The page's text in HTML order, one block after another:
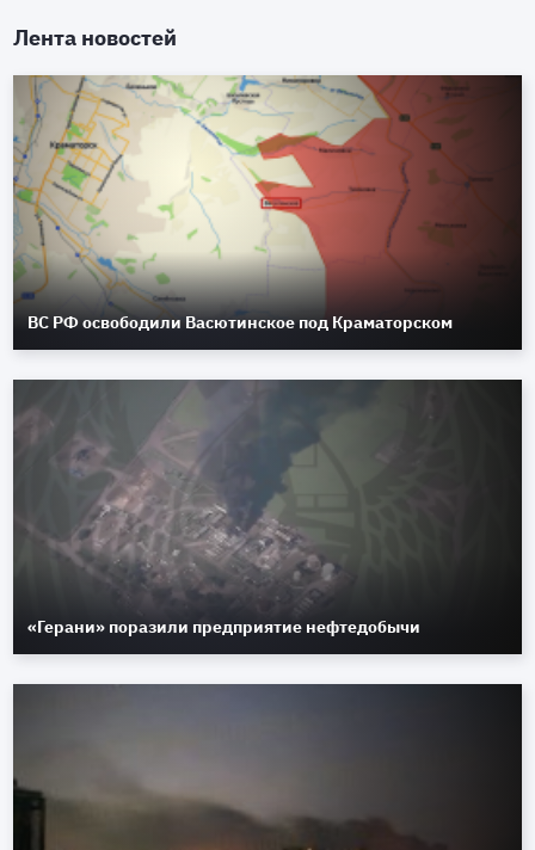
Лента новостей
ВС РФ освободили Васютинское под Краматорском
«Герани» поразили предприятие нефтедобычи